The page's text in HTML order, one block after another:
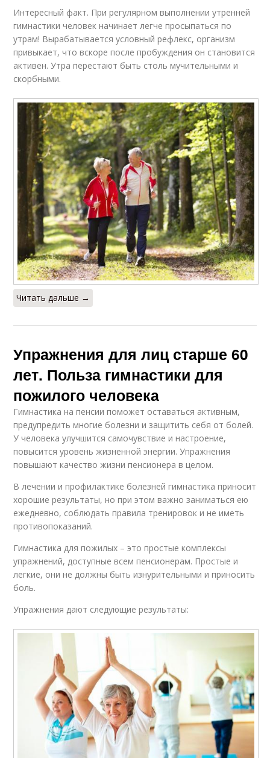
Интересный факт. При регулярном выполнении утренней
гимнастики человек начинает легче просыпаться по
утрам! Вырабатывается условный рефлекс, организм
привыкает, что вскоре после пробуждения он становится
активен. Утра перестают быть столь мучительными и
скорбными.
Читать дальше →
Упражнения для лиц старше 60
лет. Польза гимнастики для
пожилого человека
Гимнастика на пенсии поможет оставаться активным,
предупредить многие болезни и защитить себя от болей.
У человека улучшится самочувствие и настроение,
повысится уровень жизненной энергии. Упражнения
повышают качество жизни пенсионера в целом.
В лечении и профилактике болезней гимнастика приносит
хорошие результаты, но при этом важно заниматься ею
ежедневно, соблюдать правила тренировок и не иметь
противопоказаний.
Гимнастика для пожилых – это простые комплексы
упражнений, доступные всем пенсионерам. Простые и
легкие, они не должны быть изнурительными и приносить
боль.
Упражнения дают следующие результаты: